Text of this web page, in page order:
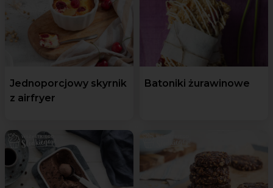
Jednoporcjowy skyrnik
z airfryer
Batoniki żurawinowe